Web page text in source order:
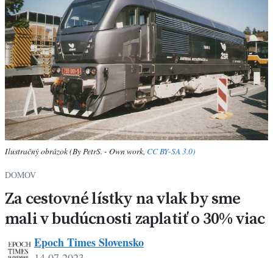
Ilustračný obrázok (By PetrS. - Own work, CC BY-SA 3.0)
DOMOV
Za cestovné lístky na vlak by sme
mali v budúcnosti zaplatiť o 30% viac
Epoch Times Slovensko